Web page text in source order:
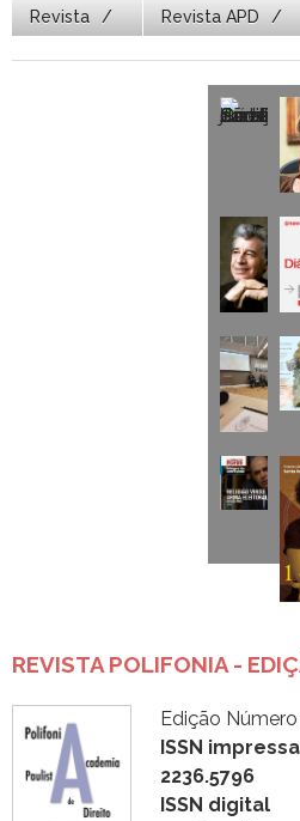
Revista Revista APD
REVISTA POLIFONIA -
Edição Número
ISSN impressa
2236.5796
ISSN digital